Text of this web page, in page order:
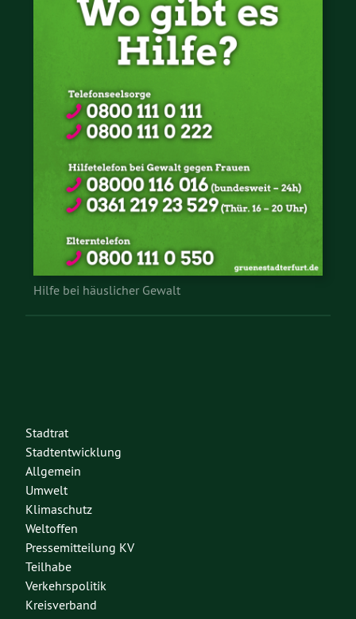
Hilfe bei häuslicher Gewalt
Stadtrat
Stadtentwicklung
Allgemein
Umwelt
Klimaschutz
Weltoffen
Pressemitteilung KV
Teilhabe
Verkehrspolitik
Kreisverband